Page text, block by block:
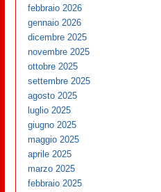
febbraio 2026
gennaio 2026
dicembre 2025
novembre 2025
ottobre 2025
settembre 2025
agosto 2025
luglio 2025
giugno 2025
maggio 2025
aprile 2025
marzo 2025
febbraio 2025